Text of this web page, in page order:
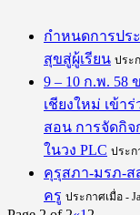
กําหนดการปร
สุขสู่ผู้เรียน ประ
9 – 10 ก.พ. 58
เชียงใหม่ เข้า
สอน การจัดกิจ
ในวง PLC ประก
คุรุสภา-มรภ-ส
ครู ประกาศเมื่อ -